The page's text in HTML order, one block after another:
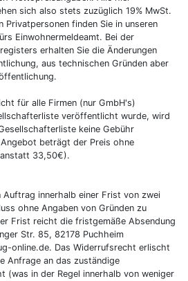
sich also stets zuzüglich 19% MwSt.
Privatpersonen finden Sie in unseren
Einwohnermeldeamt. Bei der
erhalten Sie die Änderungen
aus technischen Gründen aber
für alle Firmen (nur GmbH's)
veröffentlicht wurde, wird
keine Gebühr
beträgt der Preis ohne
33,50€).
Auftrag innerhalb einer Frist von zwei
ohne Angaben von Gründen zu
Frist reicht die fristgemäße Absendung
Str. 85, 82178 Puchheim
online.de. Das Widerrufsrecht erlischt
Anfrage an das zuständige
(was in der Regel innerhalb von weniger